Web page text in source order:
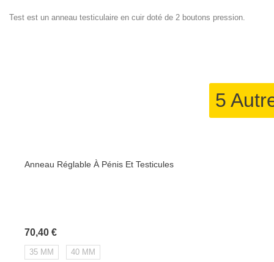
Test est un anneau testiculaire en cuir doté de 2 boutons pression.
5
Anneau Réglable À Pénis Et Testicules
70,40 €Prix
35 MM 40 MM